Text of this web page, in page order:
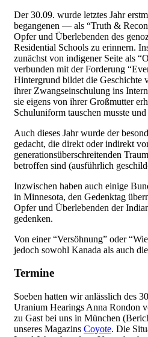
Der 30.09. wurde letztes Jahr
begangenen — als “Truth &
Opfer und Überlebenden des
Residential Schools zu erinnern.
zunächst von indigener Seite als
verbunden mit der Forderung
Hintergrund bildet die Geschichte
ihrer Zwangseinschulung ins
sie eigens von ihrer Großmutter
Schuluniform tauschen musste
Auch dieses Jahr wurde der
gedacht, die direkt oder indirekt
generationsüberschreitenden
betroffen sind (ausführlich
Inzwischen haben auch einige
in Minnesota, den Gedenktag
Opfer und Überlebenden der
gedenken.
Von einer “Versöhnung” oder
jedoch sowohl Kanada als auch
Termine
Soeben hatten wir anlässlich des
Uranium Hearings Anna Rondon
zu Gast bei uns in München
unseres Magazins Coyote. Die